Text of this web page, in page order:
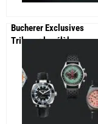
Bucherer Exclusives
Trilogy : le célèbre
détaillant proposent 3
éditions ultra-limitée